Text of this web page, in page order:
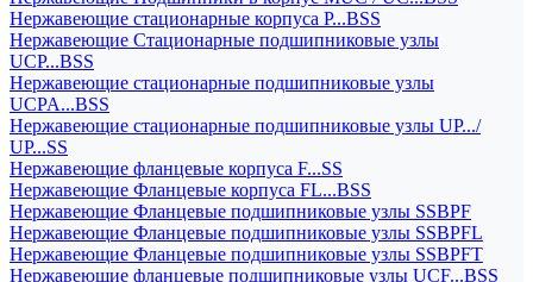
Нержавеющие стационарные корпуса P...BSS
Нержавеющие Стационарные подшипниковые узлы
UCP...BSS
Нержавеющие стационарные подшипниковые узлы
UCPA...BSS
Нержавеющие стационарные подшипниковые узлы UP.../
UP...SS
Нержавеющие фланцевые корпуса F...SS
Нержавеющие Фланцевые корпуса FL...BSS
Нержавеющие Фланцевые подшипниковые узлы SSBPF
Нержавеющие Фланцевые подшипниковые узлы SSBPFL
Нержавеющие Фланцевые подшипниковые узлы SSBPFT
Нержавеющие фланцевые подшипниковые узлы UCF...BSS